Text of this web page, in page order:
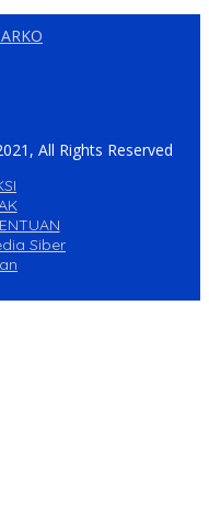
All Rights Reserved
Siber